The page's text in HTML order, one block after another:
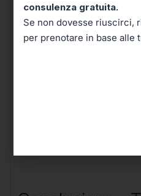
Un nostro
telefonicamente
consulenza
consulenza gratuita.
Se non dovesse riuscirci,
per prenotare in base alle